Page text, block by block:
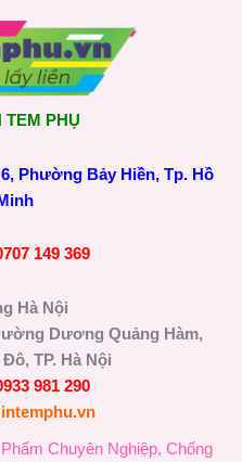
TEM PHỤ
Phường Bảy Hiền, Tp. Hồ
149 369
Hà Nội
Dương Quảng Hàm,
TP. Hà Nội
981 290
Chuyên Nghiệp, Chống